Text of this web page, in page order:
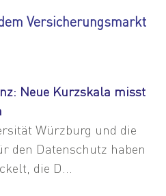
Versicherungsmarkt
Neue Kurzskala misst
Würzburg und die
den Datenschutz haben
die D...